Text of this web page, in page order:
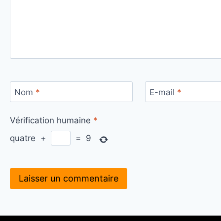
Nom * E-mail *
Vérification humaine *
quatre + = 9